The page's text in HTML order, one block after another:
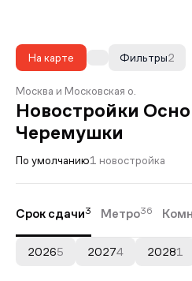
На карте 2
Фильтры
Москва и Московская о.
Новостройки
Черемушки
По умолчанию1 новостройка
Срок сдачи3 Метро36
20265 20274 20281